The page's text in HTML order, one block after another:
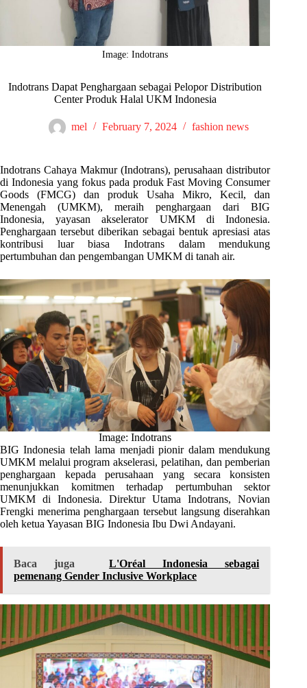
Image: Indotrans
Indotrans Dapat Penghargaan sebagai Pelopor Distribution
Center Produk Halal UKM Indonesia
mel February 7, 2024 fashion news
Indotrans Cahaya Makmur (Indotrans), perusahaan distributor
di Indonesia yang fokus pada produk Fast Moving Consumer
Goods (FMCG) dan produk Usaha Mikro, Kecil, dan
Menengah (UMKM), meraih penghargaan dari BIG
Indonesia, yayasan akselerator UMKM di Indonesia.
Penghargaan tersebut diberikan sebagai bentuk apresiasi atas
kontribusi luar biasa Indotrans dalam mendukung
pertumbuhan dan pengembangan UMKM di tanah air.
Image: Indotrans
BIG Indonesia telah lama menjadi pionir dalam mendukung
UMKM melalui program akselerasi, pelatihan, dan pemberian
penghargaan kepada perusahaan yang secara konsisten
menunjukkan komitmen terhadap pertumbuhan sektor
UMKM di Indonesia. Direktur Utama Indotrans, Novian
Frengki menerima penghargaan tersebut langsung diserahkan
oleh ketua Yayasan BIG Indonesia Ibu Dwi Andayani.
Baca juga
L'Oréal Indonesia sebagai
pemenang Gender Inclusive Workplace